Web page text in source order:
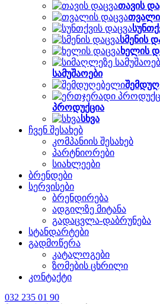
თავის
სმენის
ხელის
სამუშაოები
პროდუქცია
სხვა
ჩვენ შესახებ
კომპანიის შესახებ
პარტნიორები
სიახლეები
ბრენდები
სერვისები
ბრენდირება
ადგილზე მიტანა
გადაცვლა-დაბრუნება
სტანდარტები
გადმოწერა
კატალოგები
ზომების ცხრილი
კონტაქტი
032 235 01 90